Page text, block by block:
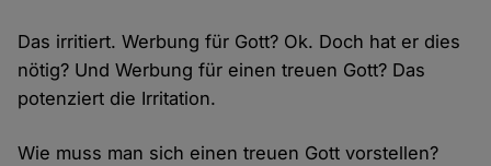
Das irritiert. Werbung für Gott? Ok. Doch hat er dies
nötig? Und Werbung für einen treuen Gott? Das
potenziert die Irritation.
Wie muss man sich einen treuen Gott vorstellen?